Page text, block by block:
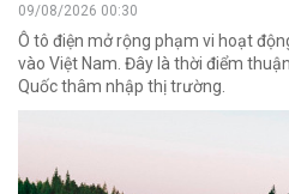
09/08/2026 00:30
Ô tô điện mở rộng phạm vi hoạt
vào Việt Nam. Đây là thời điểm
Quốc thâm nhập thị trường.